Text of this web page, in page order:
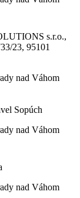
s.r.o.,
23, 95101
nad Váhom
Sopúch
nad Váhom
nad Váhom